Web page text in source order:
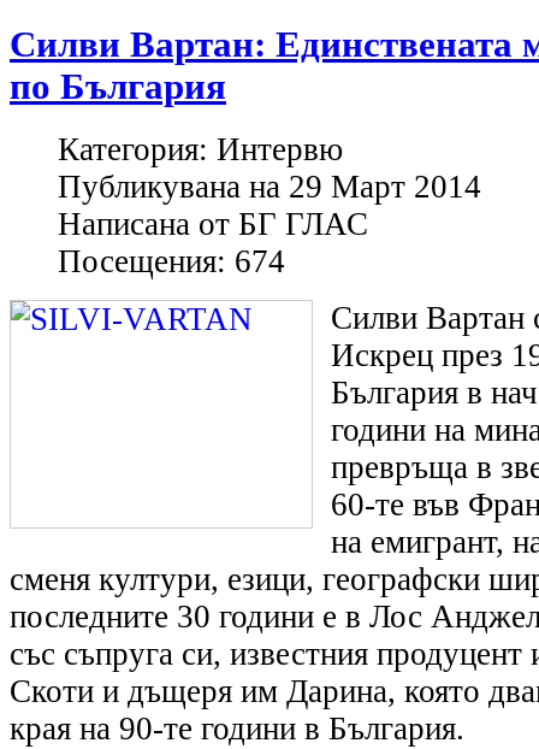
Силви Вартан: Единствената
по България
Категория: Интервю
Публикувана на 29 Март 2014
Написана от БГ ГЛАС
Посещения: 674
Силви Вартан
Искрец през
България в
години на
превръща в
60-те във
на емигрант,
сменя култури, езици, географски
последните 30 години е в Лос
със съпруга си, известния
Скоти и дъщеря им Дарина, която
края на 90-те години в България.